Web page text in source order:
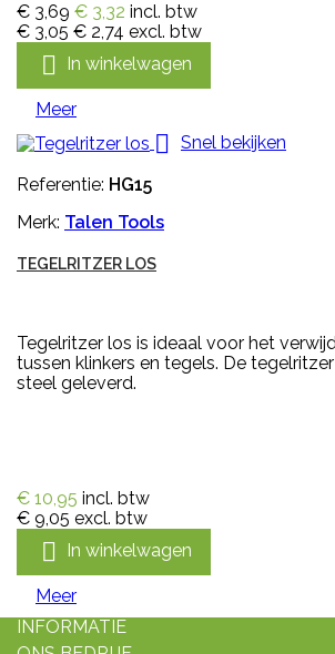
€ 3,69 € 3,32 incl. btw
€ 3,05 € 2,74 excl. btw
 In winkelwagen
Meer
 Snel bekijken
Referentie: HG15
Merk: Talen Tools
TEGELRITZER LOS
Tegelritzer los is ideaal voor het
tussen klinkers en tegels. De
steel geleverd.
€ 10,95 incl. btw
€ 9,05 excl. btw
 In winkelwagen
Meer
INFORMATIE